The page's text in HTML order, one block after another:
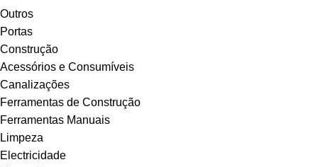
Outros
Portas
Construção
Acessórios e Consumíveis
Canalizações
Ferramentas de Construção
Ferramentas Manuais
Limpeza
Electricidade